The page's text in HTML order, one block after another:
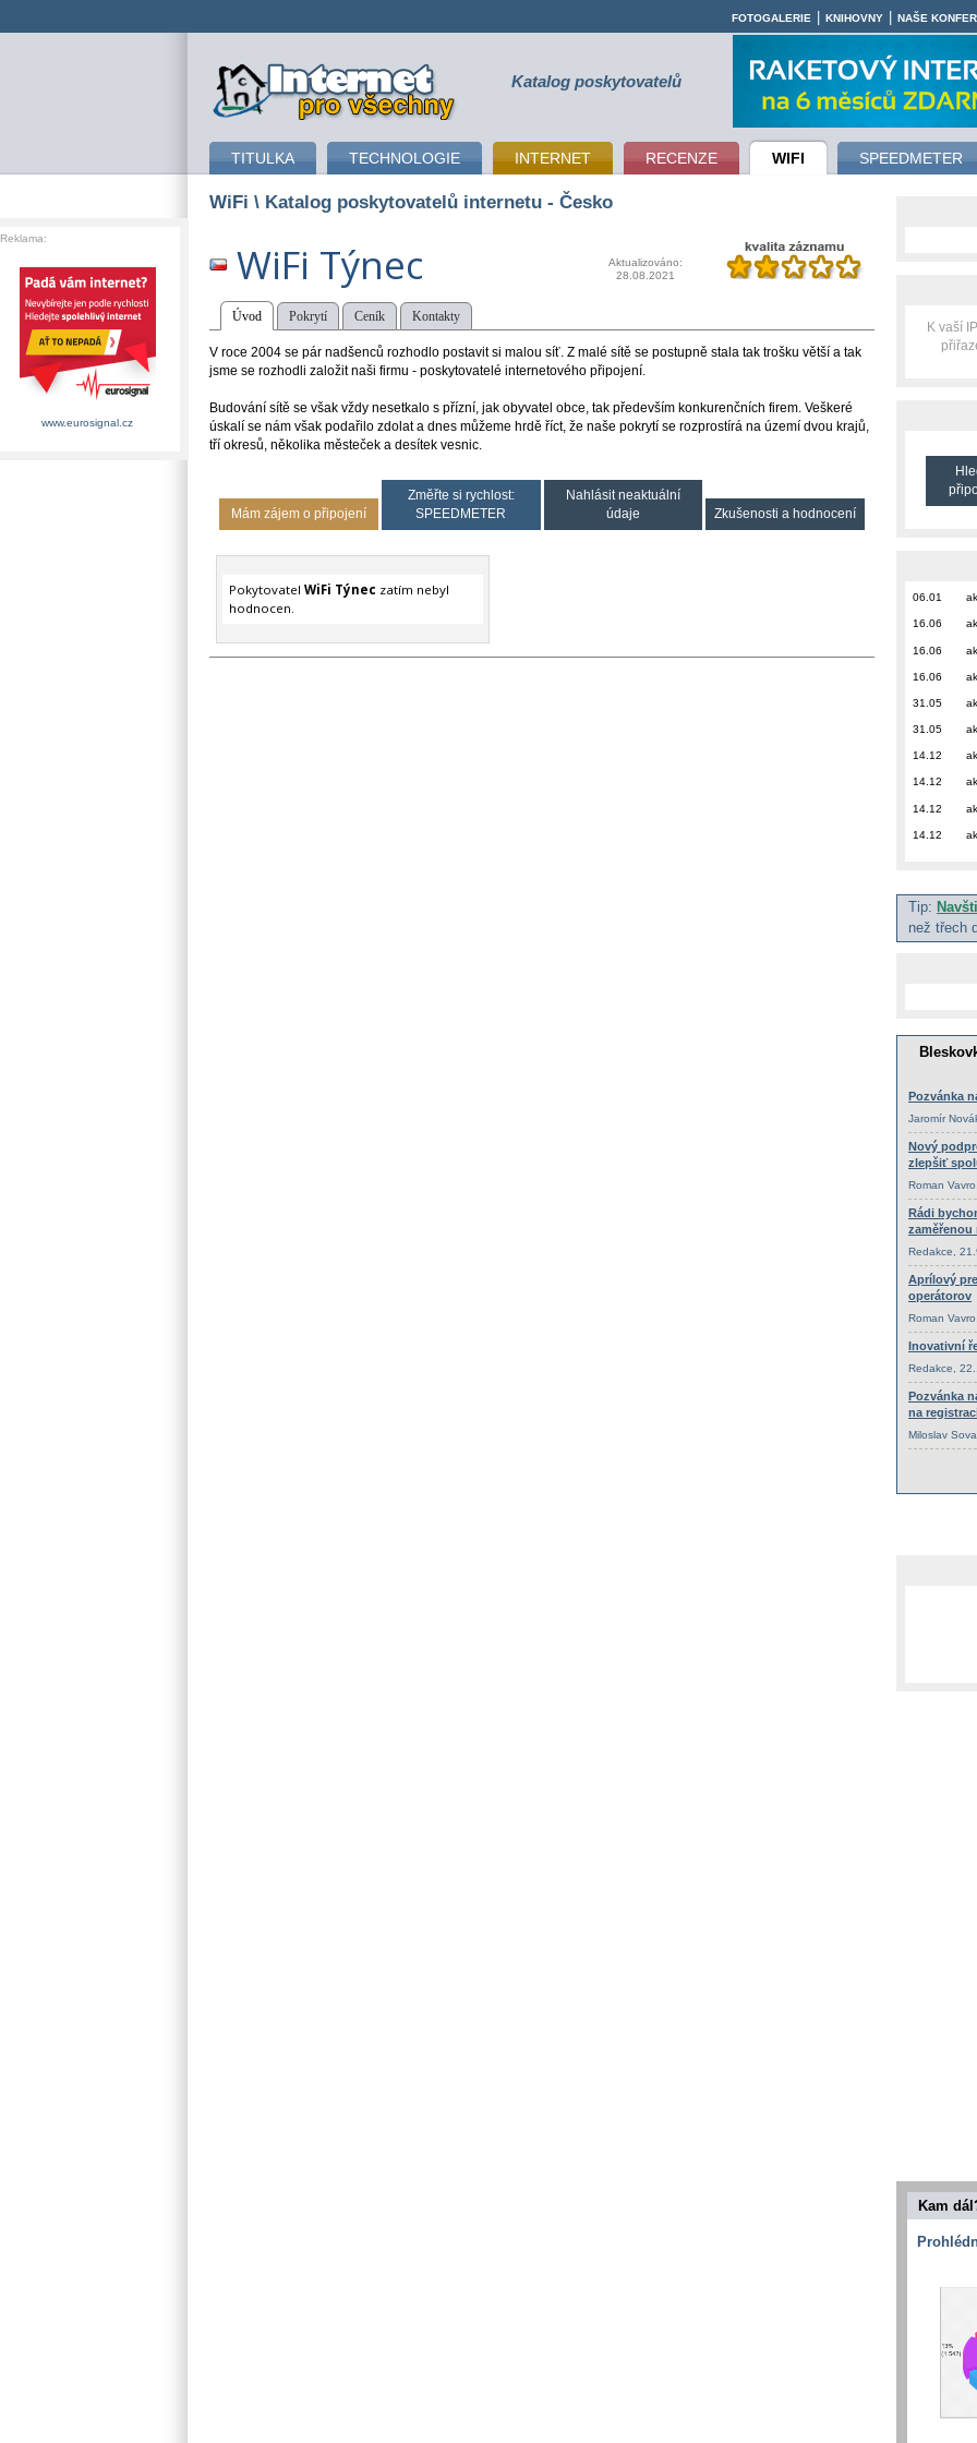
připojení k internetu Katalog poskytovatelů
TITULKA TECHNOLOGIE INTERNET RECENZE WIFI SPEEDMETER
FOTOGALERIE KNIHOVNY NAŠE
WiFi \ Katalog poskytovatelů internetu - Česko
WiFi Týnec
Aktualizováno:
28.08.2021
Úvod Pokrytí Ceník Kontakty
V roce 2004 se pár nadšenců rozhodlo postavit si malou síť. Z malé sítě se postupně stala tak trošku větší a tak
jsme se rozhodli založit naši firmu - poskytovatelé internetového připojení.
Budování sítě se však vždy nesetkalo s přízní, jak obyvatel obce, tak především konkurenčních firem. Veškeré
úskalí se nám však podařilo zdolat a dnes můžeme hrdě říct, že naše pokrytí se rozprostírá na území dvou krajů,
tří okresů, několika městeček a desítek vesnic.
Mám zájem o připojení
Změřte si rychlost:
SPEEDMETER
Nahlásit neaktuální
údaje
Zkušenosti a hodnocení
Pokytovatel WiFi Týnec zatím nebyl
hodnocen.
K vaší
06.01
16.06
16.06
16.06
31.05
31.05
14.12
14.12
14.12
14.12
Tip:
než třech
Kam
Reklama:
www.eurosignal.cz